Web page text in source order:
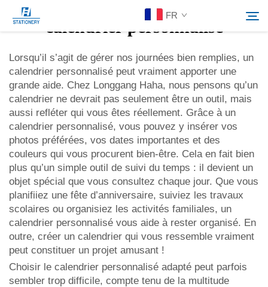
FR
Produits
À Propos De Nous
Solutions personnalisées
Ressources
Contactez-Nous
Rechercher
calendrier personnalisé
Lorsqu’il s’agit de gérer nos journées bien remplies, un
calendrier personnalisé peut vraiment apporter une
grande aide. Chez Longgang Haha, nous pensons qu’un
calendrier ne devrait pas seulement être un outil, mais
aussi refléter qui vous êtes réellement. Grâce à un
calendrier personnalisé, vous pouvez y insérer vos
photos préférées, vos dates importantes et des
couleurs qui vous procurent bien-être. Cela en fait bien
plus qu’un simple outil de suivi du temps : il devient un
objet spécial que vous consultez chaque jour. Que vous
planifiiez une fête d’anniversaire, suiviez les travaux
scolaires ou organisiez les activités familiales, un
calendrier personnalisé vous aide à rester organisé. En
outre, créer un calendrier qui vous ressemble vraiment
peut constituer un projet amusant !
Choisir le calendrier personnalisé adapté peut parfois
sembler trop difficile, compte tenu de la multitude